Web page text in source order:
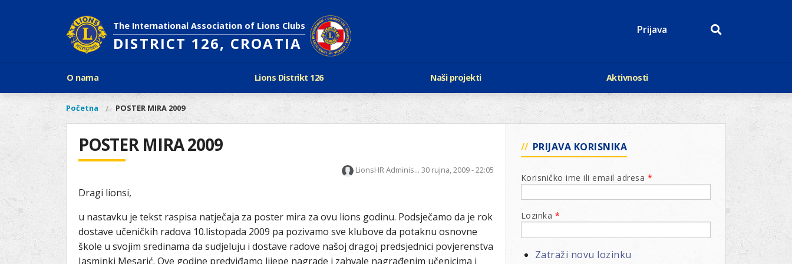
The International Association of Lions Clubs
DISTRICT 126, CROATIA
Prijava
izbornik
O nama
Povijest Lions Internationala
Ciljevi predsjednika LCI
Što treba znati o Lionsima?
Područja djelovanja
Slijepi i slabovidni
Zaštita okoliša
Rak kod djece
Linkovi
Lions Distrikt 126
Povijest Lionsa
Lions i Leo klubovi
Aktualno rukovodstvo D-126
Podaci o D-126 i kontakt
Guverneri 126
Naši projekti
LCIF
Razmjena mladeži i kamp
Regata jedrima protiv droge
Lions QUEST
New Voices
Aktivnosti
Događaji
Kalendar
Lions Magazin
izbornik
nama
Aktivnosti
Vi
ste
ovdje
Početna POSTER MIRA 2009
POSTER MIRA 2009
LionsHR Adminis... 30 rujna, 2009 - 22:05
Dragi lionsi,
u nastavku je tekst raspisa natječaja za poster mira za ovu lions godinu. Podsječamo da je rok
dostave učeničkih radova 10.listopada 2009 pa pozivamo sve klubove da potaknu osnovne
škole u svojim sredinama da sudjeluju i dostave radove našoj dragoj predsjednici povjerenstva
Jasminki Mesarić. Ove godine predviđamo lijepe nagrade i zahvale nagrađenim učenicima i
PRIJAVA KORISNIKA
Korisničko ime ili email adresa *
Lozinka *
Zatraži novu lozinku